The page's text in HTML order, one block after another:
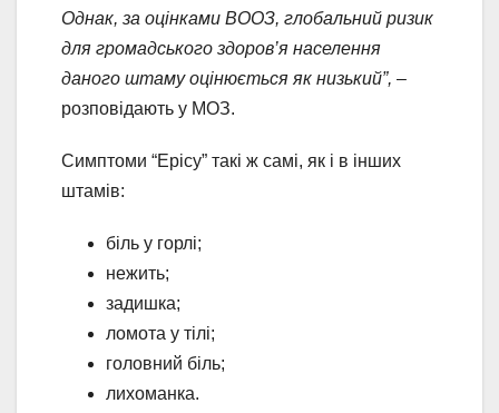
Однак, за оцінками ВООЗ, глобальний ризик
для громадського здоров’я населення
даного штаму оцінюється як низький”, –
розповідають у МОЗ.
Симптоми “Ерісу” такі ж самі, як і в інших
штамів:
біль у горлі;
нежить;
задишка;
ломота у тілі;
головний біль;
лихоманка.